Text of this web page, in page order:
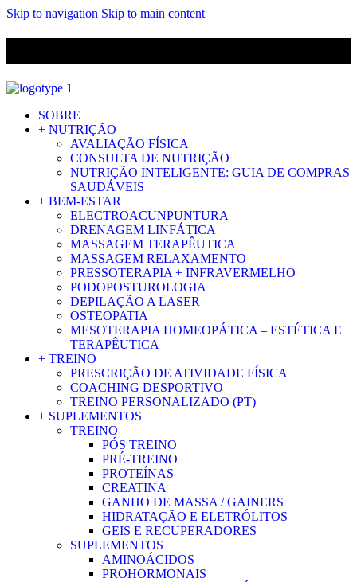
Skip to navigation Skip to main content
SOBRE
+ NUTRIÇÃO
AVALIAÇÃO FÍSICA
CONSULTA DE NUTRIÇÃO
NUTRIÇÃO INTELIGENTE: GUIA DE COMPRAS
SAUDÁVEIS
+ BEM-ESTAR
ELECTROACUNPUNTURA
DRENAGEM LINFÁTICA
MASSAGEM TERAPÊUTICA
MASSAGEM RELAXAMENTO
PRESSOTERAPIA + INFRAVERMELHO
PODOPOSTUROLOGIA
DEPILAÇÃO A LASER
OSTEOPATIA
MESOTERAPIA HOMEOPÁTICA – ESTÉTICA E
TERAPÊUTICA
+ TREINO
PRESCRIÇÃO DE ATIVIDADE FÍSICA
COACHING DESPORTIVO
TREINO PERSONALIZADO (PT)
+ SUPLEMENTOS
TREINO
PÓS TREINO
PRÉ-TREINO
PROTEÍNAS
CREATINA
GANHO DE MASSA / GAINERS
HIDRATAÇÃO E ELETRÓLITOS
GEIS E RECUPERADORES
SUPLEMENTOS
AMINOÁCIDOS
PROHORMONAIS